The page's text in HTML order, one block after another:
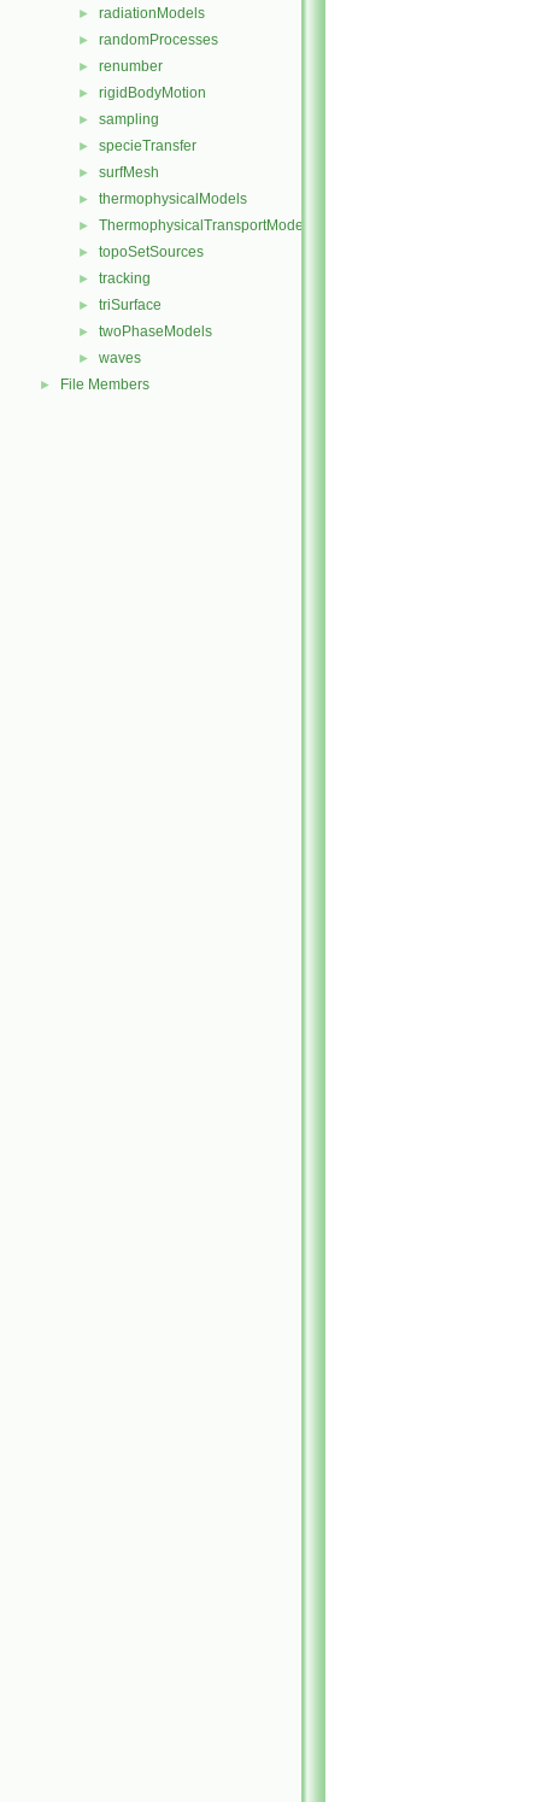
► radiationModels
► randomProcesses
► renumber
► rigidBodyMotion
► sampling
► specieTransfer
► surfMesh
► thermophysicalModels
► ThermophysicalTransportModels
► topoSetSources
► tracking
► triSurface
► twoPhaseModels
► waves
► File Members